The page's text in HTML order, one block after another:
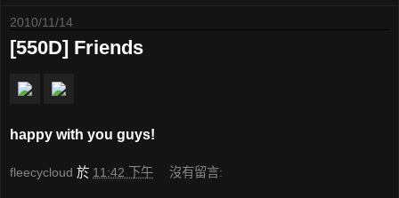
2010/11/14
[550D] Friends
happy with you guys!
fleecycloud 於 11:42 下午 沒有留言: